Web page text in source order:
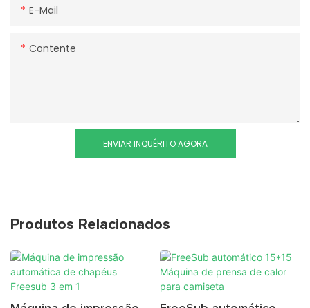
E-Mail
Contente
ENVIAR INQUÉRITO AGORA
Produtos Relacionados